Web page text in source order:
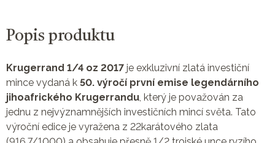
Popis produktu
Krugerrand 1/4 oz 2017 je exkluzivní zlatá investiční
mince vydaná k 50. výročí první emise legendárního
jihoafrického Krugerrandu, který je považován za
jednu z nejvýznamnějších investičních mincí světa. Tato
výroční edice je vyražena z 22karátového zlata